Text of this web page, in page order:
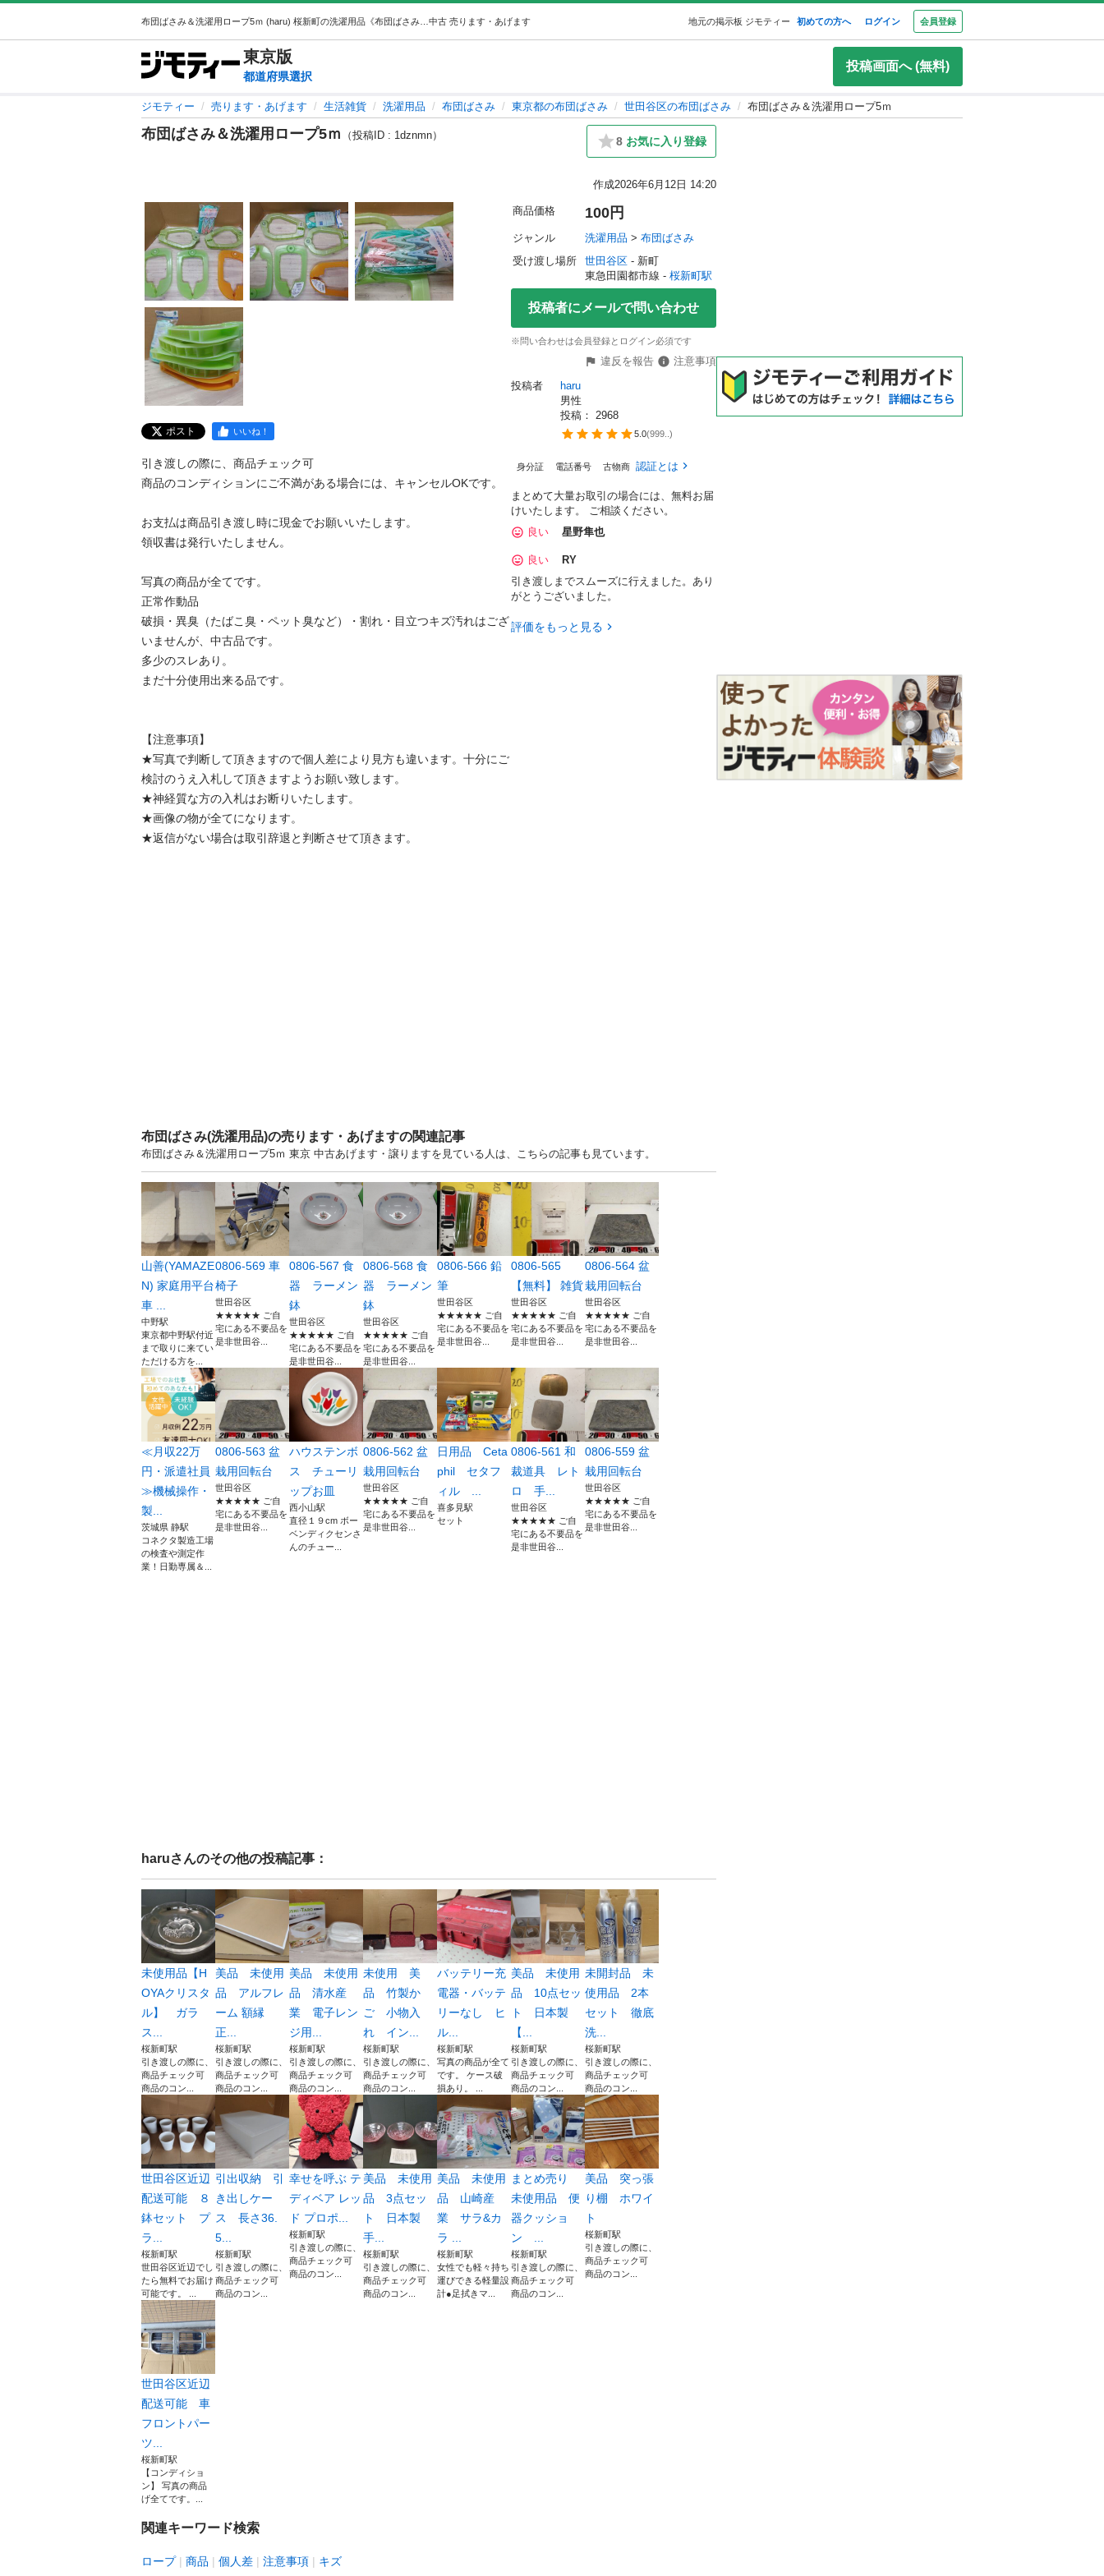
中古 売ります・あげます 地元の掲示板 ジモティー 初めての方へ ログイン 会員登録
東京版
都道府県選択
投稿画面へ (無料)
ジモティー 売ります・あげます 生活雑貨 洗濯用品 布団ばさみ 東京都の布団ばさみ 世田谷区の布団ばさみ 布団ばさみ＆洗濯用ロープ5ｍ
布団ばさみ＆洗濯用ロープ5ｍ （投稿ID : 1dznmn） 8 お気に入り登録
作成2026年6月12日 14:20
ポスト いいね！
引き渡しの際に、商品チェック可
商品のコンディションにご不満がある場合には、キャンセルOKです。
お支払は商品引き渡し時に現金でお願いいたします。
領収書は発行いたしません。
写真の商品が全てです。
正常作動品
破損・異臭（たばこ臭・ペット臭など）・割れ・目立つキズ汚れはござ
いませんが、中古品です。
多少のスレあり。
まだ十分使用出来る品です。
【注意事項】
★写真で判断して頂きますので個人差により見方も違います。十分にご
検討のうえ入札して頂きますようお願い致します。
★神経質な方の入札はお断りいたします。
★画像の物が全てになります。
★返信がない場合は取引辞退と判断させて頂きます。
商品価格 100円
ジャンル 洗濯用品 > 布団ばさみ
受け渡し場所
世田谷区 - 新町
東急田園都市線 - 桜新町駅
投稿者にメールで問い合わせ
※問い合わせは会員登録とログイン必須です
違反を報告
注意事項
投稿者
haru
男性
投稿： 2968
5.0(999.. )
身分証 電話番号 古物商 認証とは
まとめて大量お取引の場合には、無料お届
けいたします。 ご相談ください。
良い
星野隼也
良い
RY
引き渡しまでスムーズに行えました。あり
がとうございました。
評価をもっと見る
布団ばさみ(洗濯用品)の売ります・あげますの関連記事
布団ばさみ＆洗濯用ロープ5ｍ 東京 中古あげます・譲りますを見ている人は、こちらの記事も見ています。
山善(YAMAZE
N) 家庭用平台
車 ...
中野駅
東京都中野駅付近
まで取りに来てい
ただける方を...
0806-569 車
椅子
世田谷区
★★★★★ ご自
宅にある不要品を
是非世田谷...
0806-567 食
器 ラーメン
鉢
世田谷区
★★★★★ ご自
宅にある不要品を
是非世田谷...
0806-568 食
器 ラーメン
鉢
世田谷区
★★★★★ ご自
宅にある不要品を
是非世田谷...
0806-566 鉛
筆
世田谷区
★★★★★ ご自
宅にある不要品を
是非世田谷...
0806-565
【無料】 雑貨
世田谷区
★★★★★ ご自
宅にある不要品を
是非世田谷...
0806-564 盆
栽用回転台
世田谷区
★★★★★ ご自
宅にある不要品を
是非世田谷...
≪月収22万
円・派遣社員
≫機械操作・
製...
茨城県 静駅
コネクタ製造工場
の検査や測定作
業！日勤専属＆...
0806-563 盆
栽用回転台
世田谷区
★★★★★ ご自
宅にある不要品を
是非世田谷...
ハウステンボ
ス チューリ
ップお皿
西小山駅
直径１９cm ボー
ベンディクセンさ
んのチュー...
0806-562 盆
栽用回転台
世田谷区
★★★★★ ご自
宅にある不要品を
是非世田谷...
日用品 Ceta
phil セタフ
ィル ...
喜多見駅
セット
0806-561 和
裁道具 レト
ロ 手...
世田谷区
★★★★★ ご自
宅にある不要品を
是非世田谷...
0806-559 盆
栽用回転台
世田谷区
★★★★★ ご自
宅にある不要品を
是非世田谷...
haruさんのその他の投稿記事：
未使用品【H
OYAクリスタ
ル】 ガラ
ス...
桜新町駅
引き渡しの際に、
商品チェック可
商品のコン...
美品 未使用
品 アルフレ
ーム 額縁
正...
桜新町駅
引き渡しの際に、
商品チェック可
商品のコン...
美品 未使用
品 清水産
業 電子レン
ジ用...
桜新町駅
引き渡しの際に、
商品チェック可
商品のコン...
未使用 美
品 竹製か
ご 小物入
れ イン...
桜新町駅
引き渡しの際に、
商品チェック可
商品のコン...
バッテリー充
電器・バッテ
リーなし ヒ
ル...
桜新町駅
写真の商品が全て
です。 ケース破
損あり。 ...
美品 未使用
品 10点セッ
ト 日本製
【...
桜新町駅
引き渡しの際に、
商品チェック可
商品のコン...
未開封品 未
使用品 2本
セット 徹底
洗...
桜新町駅
引き渡しの際に、
商品チェック可
商品のコン...
世田谷区近辺
配送可能 ８
鉢セット プ
ラ...
桜新町駅
世田谷区近辺でし
たら無料でお届け
可能です。 ...
引出収納 引
き出しケー
ス 長さ36.
5...
桜新町駅
引き渡しの際に、
商品チェック可
商品のコン...
幸せを呼ぶ テ
ディベア レッ
ド プロポ...
桜新町駅
引き渡しの際に、
商品チェック可
商品のコン...
美品 未使用
品 3点セッ
ト 日本製
手...
桜新町駅
引き渡しの際に、
商品チェック可
商品のコン...
美品 未使用
品 山崎産
業 サラ&カ
ラ ...
桜新町駅
女性でも軽々持ち
運びできる軽量設
計●足拭きマ...
まとめ売り
未使用品 便
器クッショ
ン ...
桜新町駅
引き渡しの際に、
商品チェック可
商品のコン...
美品 突っ張
り棚 ホワイ
ト
桜新町駅
引き渡しの際に、
商品チェック可
商品のコン...
世田谷区近辺
配送可能 車
フロントパー
ツ...
桜新町駅
【コンディショ
ン】 写真の商品
げ全てです。...
関連キーワード検索
ロープ 商品 個人差 注意事項 キズ